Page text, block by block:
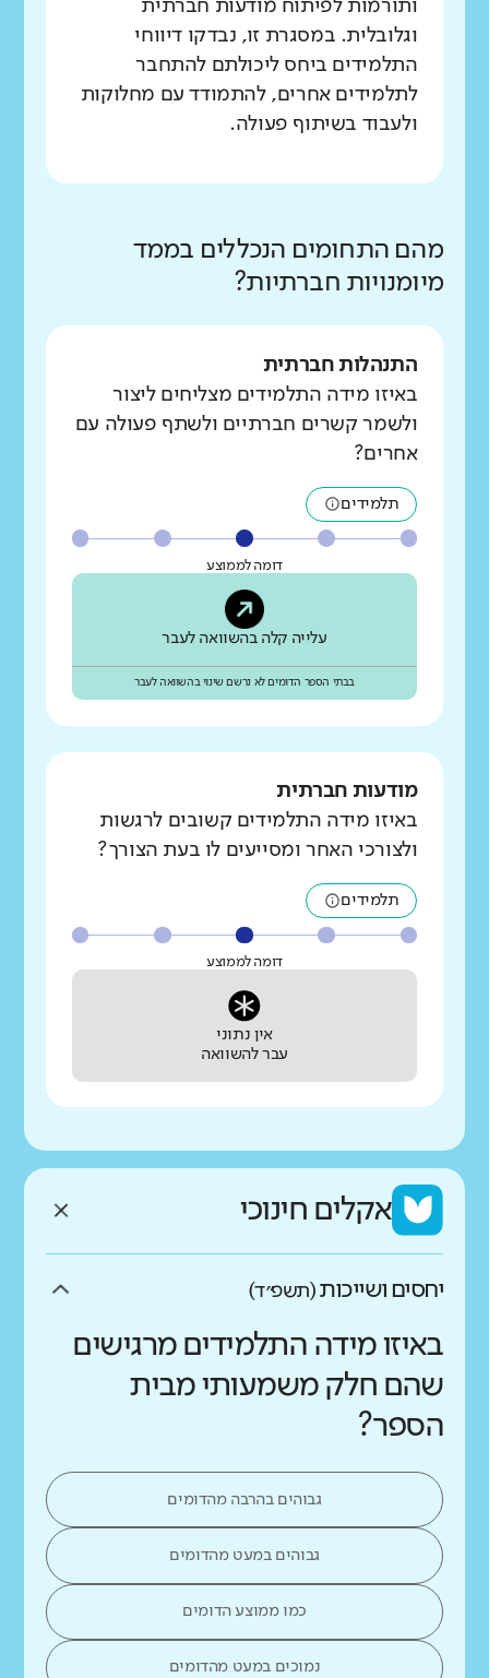
ותורמות לפיתוח מודעות חברתית
וגלובלית. במסגרת זו, נבדקו דיווחי
התלמידים ביחס ליכולתם להתחבר
לתלמידים אחרים, להתמודד עם מחלוקות
ולעבוד בשיתוף פעולה.
מהם התחומים הנכללים בממד
מיומנויות חברתיות?
התנהלות חברתית
באיזו מידה התלמידים מצליחים ליצור
ולשמר קשרים חברתיים ולשתף פעולה עם
אחרים?
תלמידים
דומה לממוצע
עלייה קלה בהשוואה לעבר
בבתי הספר הדומים לא נרשם שינוי בהשוואה לעבר
מודעות חברתית
באיזו מידה התלמידים קשובים לרגשות
ולצורכי האחר ומסייעים לו בעת הצורך?
תלמידים
דומה לממוצע
אין נתוני
עבר להשוואה
אקלים חינוכי
יחסים ושייכות(תשפ״ד)
באיזו מידה התלמידים מרגישים
שהם חלק משמעותי מבית
הספר?
גבוהים בהרבה מהדומים
גבוהים במעט מהדומים
כמו ממוצע הדומים
נמוכים במעט מהדומים